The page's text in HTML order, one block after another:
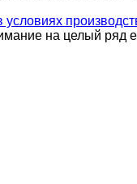
на целый ряд